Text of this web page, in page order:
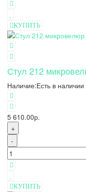
КУПИТЬ
Стул 212
Наличие:Есть в наличии
5 610.00р.
+
-
КУПИТЬ